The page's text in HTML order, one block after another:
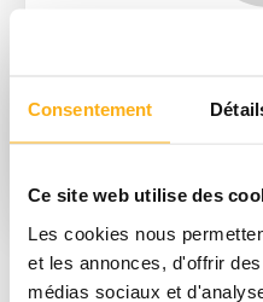
Consentement
Ce site web utilise des
Les cookies nous
et les annonces, d'offrir
médias sociaux et
Par ailleurs, saviez-vous que
nouveauté pour 2024 ?
mesure ? Mais nous ne vous
Téléchargez